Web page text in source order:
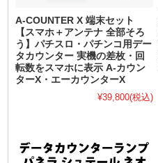
A-COUNTER X 端末セット
【スマホ＋アンテナ 全部そろ
う】パチスロ・パチンコ用デー
タカウンター 実機の差枚・回
転数をスマホに表示 A-カウン
ターX・エーカウンターX
¥39,800(税込)